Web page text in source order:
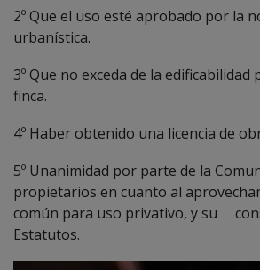
2º Que el uso esté aprobado por la
urbanística.
3º Que no exceda de la
finca.
4º Haber obtenido una licencia de
5º Unanimidad por parte de la
propietarios en cuanto al
común para uso privativo, y su
Estatutos.